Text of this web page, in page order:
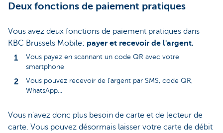
Deux fonctions de paiement pratiques
Vous avez deux fonctions de paiement pratiques dans
KBC Brussels Mobile: payer et recevoir de l'argent.
Vous payez en scannant un code QR avec votre
smartphone
Vous pouvez recevoir de l'argent par SMS, code QR,
WhatsApp...
Vous n'avez donc plus besoin de carte et de lecteur de
carte. Vous pouvez désormais laisser votre carte de débit